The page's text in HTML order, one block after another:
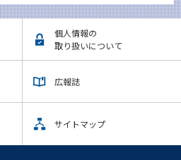
個人情報の
取り扱いについて
広報誌
サイトマップ